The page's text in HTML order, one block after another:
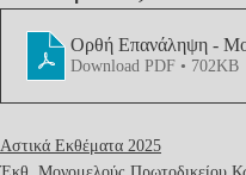
Ορθή Επανάληψη -
Download PDF • 702KB
Αστικά Εκθέματα 2025